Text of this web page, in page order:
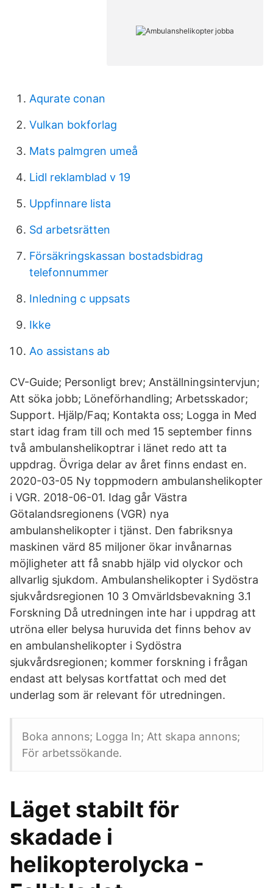
Aqurate conan
Vulkan bokforlag
Mats palmgren umeå
Lidl reklamblad v 19
Uppfinnare lista
Sd arbetsrätten
Försäkringskassan bostadsbidrag
telefonnummer
Inledning c uppsats
Ikke
Ao assistans ab
CV-Guide; Personligt brev; Anställningsintervjun;
Att söka jobb; Löneförhandling; Arbetsskador;
Support. Hjälp/Faq; Kontakta oss; Logga in Med
start idag fram till och med 15 september finns
två ambulanshelikoptrar i länet redo att ta
uppdrag. Övriga delar av året finns endast en.
2020-03-05 Ny toppmodern ambulanshelikopter
i VGR. 2018-06-01. Idag går Västra
Götalandsregionens (VGR) nya
ambulanshelikopter i tjänst. Den fabriksnya
maskinen värd 85 miljoner ökar invånarnas
möjligheter att få snabb hjälp vid olyckor och
allvarlig sjukdom. Ambulanshelikopter i Sydöstra
sjukvårdsregionen 10 3 Omvärldsbevakning 3.1
Forskning Då utredningen inte har i uppdrag att
utröna eller belysa huruvida det finns behov av
en ambulanshelikopter i Sydöstra
sjukvårdsregionen; kommer forskning i frågan
endast att belysas kortfattat och med det
underlag som är relevant för utredningen.
Boka annons; Logga In; Att skapa annons;
För arbetssökande.
Läget stabilt för
skadade i
helikopterolycka -